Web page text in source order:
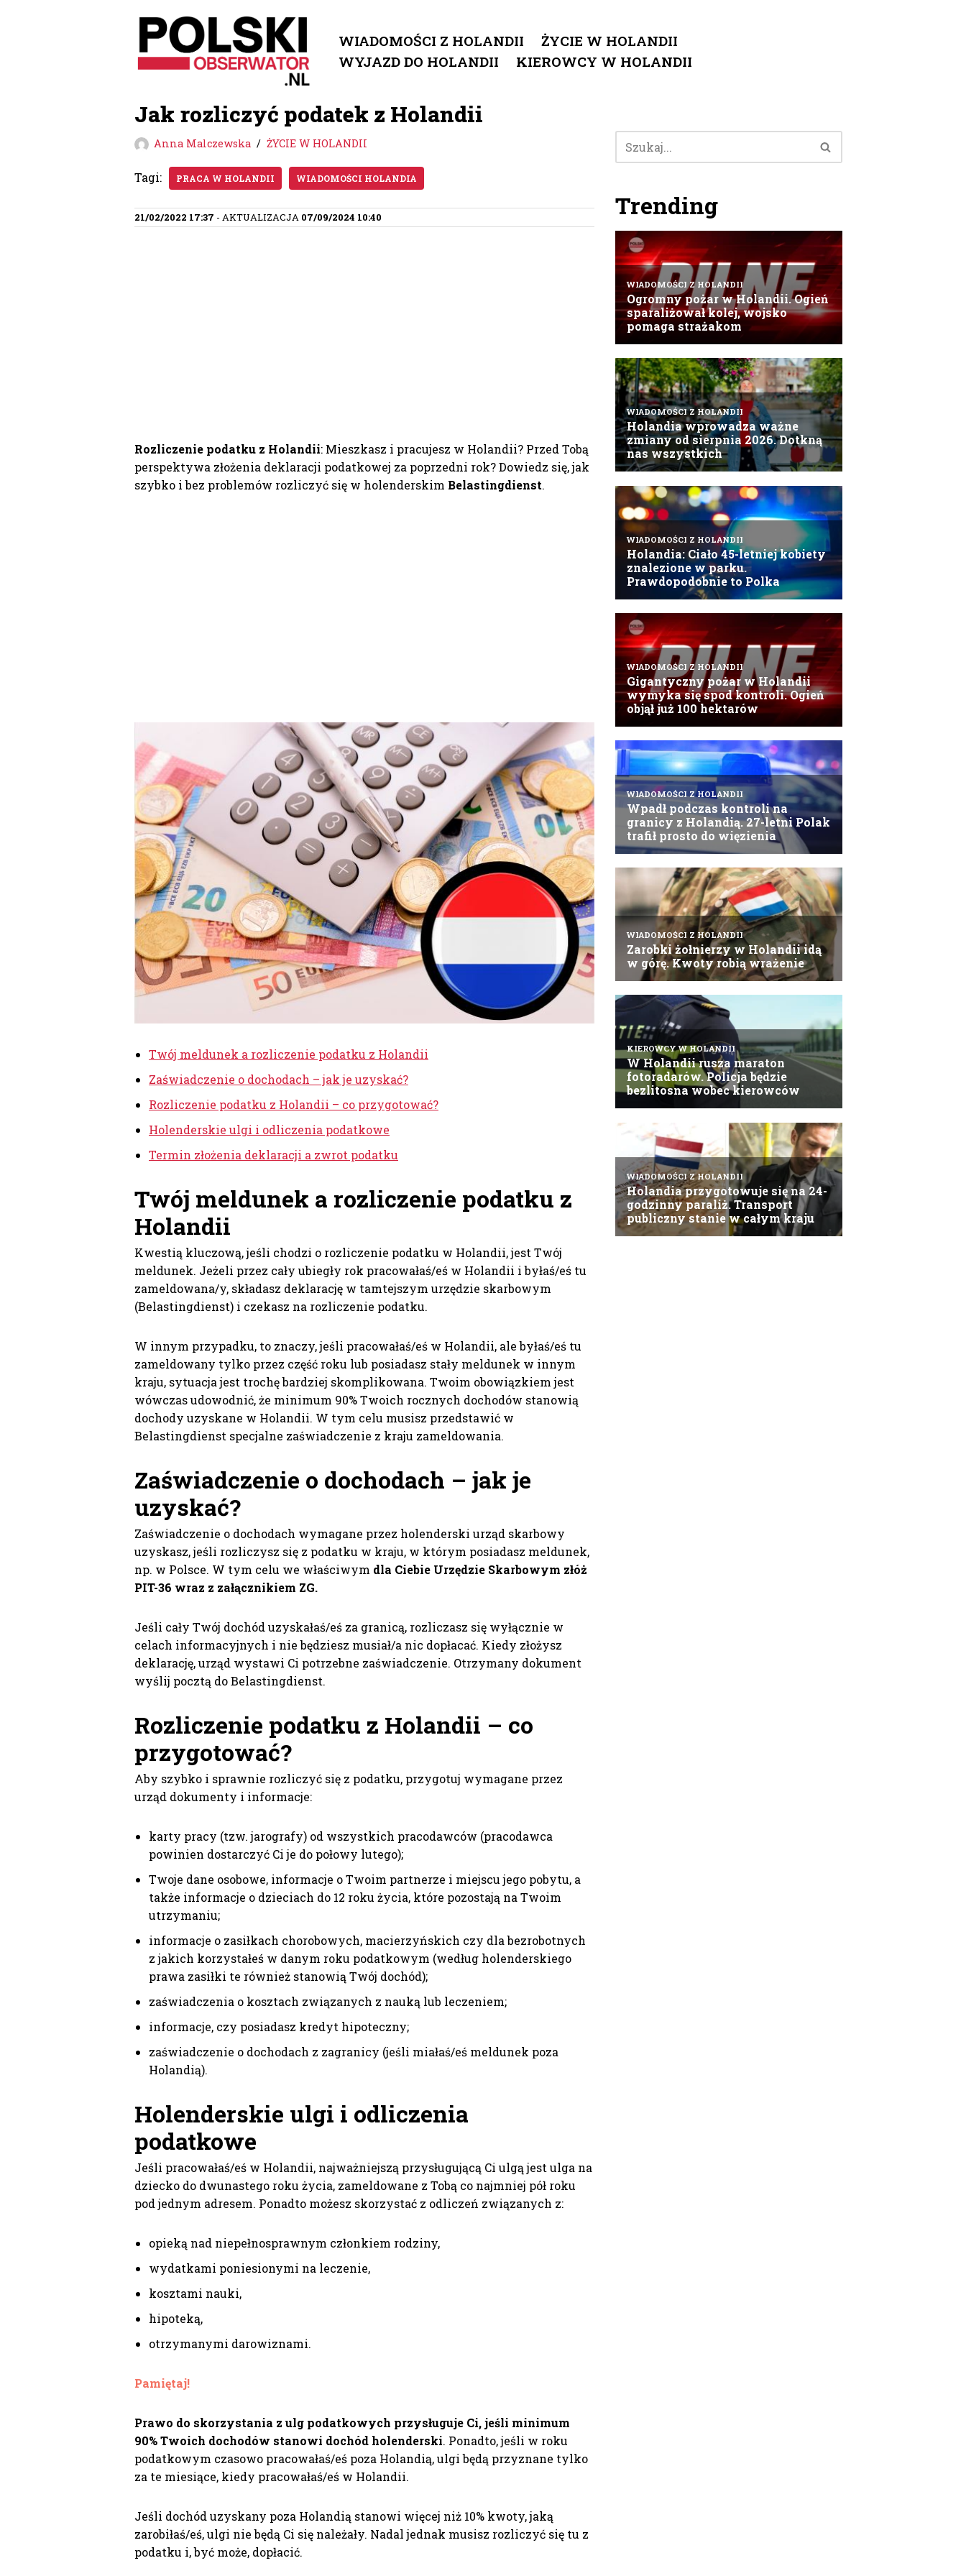
Przejdź
do
WIADOMOŚCI Z HOLANDII
ŻYCIE W HOLANDII
WYJAZD DO HOLANDII
KIEROWCY W HOLANDII
Jak rozliczyć podatek z Holandii
Anna Malczewska ŻYCIE W HOLANDII
Tagi: PRACA W HOLANDII WIADOMOŚCI HOLANDIA
21/02/2022 17:37 - AKTUALIZACJA 07/09/2024 10:40
Rozliczenie podatku z Holandii: Mieszkasz i pracujesz w Holandii? Przed Tobą
perspektywa złożenia deklaracji podatkowej za poprzedni rok? Dowiedz się, jak
szybko i bez problemów rozliczyć się w holenderskim Belastingdienst.
Twój meldunek a rozliczenie podatku z Holandii
Zaświadczenie o dochodach – jak je uzyskać?
Rozliczenie podatku z Holandii – co przygotować?
Holenderskie ulgi i odliczenia podatkowe
Termin złożenia deklaracji a zwrot podatku
Twój meldunek a rozliczenie podatku z
Holandii
Kwestią kluczową, jeśli chodzi o rozliczenie podatku w Holandii, jest Twój
meldunek. Jeżeli przez cały ubiegły rok pracowałaś/eś w Holandii i byłaś/eś tu
zameldowana/y, składasz deklarację w tamtejszym urzędzie skarbowym
(Belastingdienst) i czekasz na rozliczenie podatku.
W innym przypadku, to znaczy, jeśli pracowałaś/eś w Holandii, ale byłaś/eś tu
zameldowany tylko przez część roku lub posiadasz stały meldunek w innym
kraju, sytuacja jest trochę bardziej skomplikowana. Twoim obowiązkiem jest
wówczas udowodnić, że minimum 90% Twoich rocznych dochodów stanowią
dochody uzyskane w Holandii. W tym celu musisz przedstawić w
Belastingdienst specjalne zaświadczenie z kraju zameldowania.
Zaświadczenie o dochodach – jak je
uzyskać?
Zaświadczenie o dochodach wymagane przez holenderski urząd skarbowy
uzyskasz, jeśli rozliczysz się z podatku w kraju, w którym posiadasz meldunek,
np. w Polsce. W tym celu we właściwym dla Ciebie Urzędzie Skarbowym złóż
PIT-36 wraz z załącznikiem ZG.
Jeśli cały Twój dochód uzyskałaś/eś za granicą, rozliczasz się wyłącznie w
celach informacyjnych i nie będziesz musiał/a nic dopłacać. Kiedy złożysz
deklarację, urząd wystawi Ci potrzebne zaświadczenie. Otrzymany dokument
wyślij pocztą do Belastingdienst.
Rozliczenie podatku z Holandii – co
przygotować?
Aby szybko i sprawnie rozliczyć się z podatku, przygotuj wymagane przez
urząd dokumenty i informacje:
karty pracy (tzw. jarografy) od wszystkich pracodawców (pracodawca
powinien dostarczyć Ci je do połowy lutego);
Twoje dane osobowe, informacje o Twoim partnerze i miejscu jego pobytu, a
także informacje o dzieciach do 12 roku życia, które pozostają na Twoim
utrzymaniu;
informacje o zasiłkach chorobowych, macierzyńskich czy dla bezrobotnych
z jakich korzystałeś w danym roku podatkowym (według holenderskiego
prawa zasiłki te również stanowią Twój dochód);
zaświadczenia o kosztach związanych z nauką lub leczeniem;
informacje, czy posiadasz kredyt hipoteczny;
zaświadczenie o dochodach z zagranicy (jeśli miałaś/eś meldunek poza
Holandią).
Holenderskie ulgi i odliczenia
podatkowe
Jeśli pracowałaś/eś w Holandii, najważniejszą przysługującą Ci ulgą jest ulga na
dziecko do dwunastego roku życia, zameldowane z Tobą co najmniej pół roku
pod jednym adresem. Ponadto możesz skorzystać z odliczeń związanych z:
opieką nad niepełnosprawnym członkiem rodziny,
wydatkami poniesionymi na leczenie,
kosztami nauki,
hipoteką,
otrzymanymi darowiznami.
Pamiętaj!
Prawo do skorzystania z ulg podatkowych przysługuje Ci, jeśli minimum
90% Twoich dochodów stanowi dochód holenderski. Ponadto, jeśli w roku
podatkowym czasowo pracowałaś/eś poza Holandią, ulgi będą przyznane tylko
za te miesiące, kiedy pracowałaś/eś w Holandii.
Jeśli dochód uzyskany poza Holandią stanowi więcej niż 10% kwoty, jaką
zarobiłaś/eś, ulgi nie będą Ci się należały. Nadal jednak musisz rozliczyć się tu z
podatku i, być może, dopłacić.
Trending